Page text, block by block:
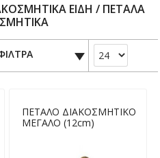
ΕΙΔΗ / ΠΕΤΑΛΑ
ΠΕΤΑΛΟ ΔΙΑΚΟΣΜΗΤΙΚΟ
ΜΕΓΑΛΟ (12cm)